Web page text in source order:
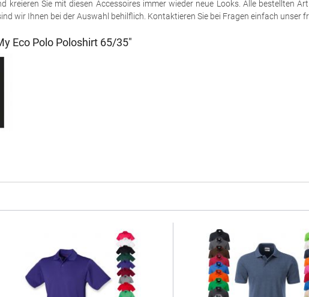
kreieren Sie mit diesen Accessoires immer wieder neue Looks. Alle bestellten
wir Ihnen bei der Auswahl behilflich. Kontaktieren Sie bei Fragen einfach unser
Eco Polo Poloshirt 65/35"